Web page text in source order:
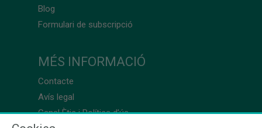
Blog
Formulari de subscripció
MÉS INFORMACIÓ
Contacte
Avís legal
Canal Ètic i Política d’ús